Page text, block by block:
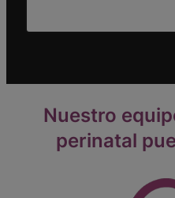
Nuestro
perinatal